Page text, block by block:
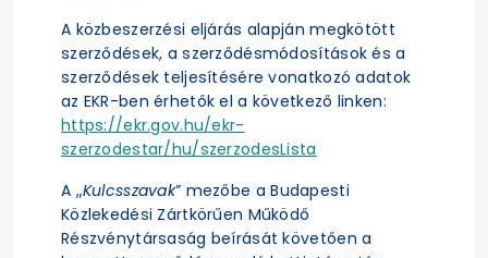
A közbeszerzési eljárás alapján megkötött
szerződések, a szerződésmódosítások és a
szerződések teljesítésére vonatkozó adatok
az EKR-ben érhetők el a következő linken:
https://ekr.gov.hu/ekr-
szerzodestar/hu/szerzodesLista
A „Kulcsszavak” mezőbe a Budapesti
Közlekedési Zártkörűen Működő
Részvénytársaság beírását követően a